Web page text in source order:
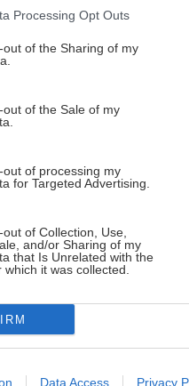
Processing Opt Outs
out of the Sharing of my
out of the Sale of my
out of processing my
for Targeted Advertising.
of Collection, Use,
and/or Sharing of my
that Is Unrelated with the
it was collected.
Data Access Privacy
και Μπρούνο
56 σοροί -
στο χώρο
ανατροπή με το
Balls» στον ΣΚΑΪ
στις Βρύσες